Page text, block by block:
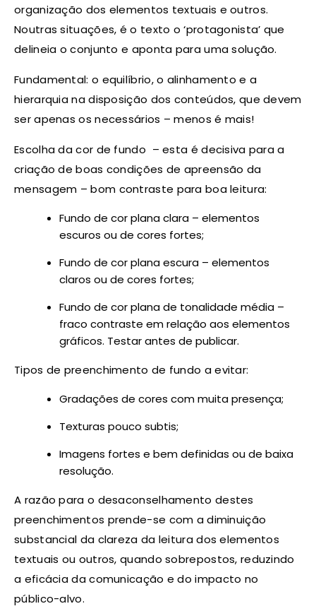
organização dos elementos textuais e outros.
Noutras situações, é o texto o ‘protagonista’ que
delineia o conjunto e aponta para uma solução.
Fundamental: o equilíbrio, o alinhamento e a
hierarquia na disposição dos conteúdos, que devem
ser apenas os necessários – menos é mais!
Escolha da cor de fundo – esta é decisiva para a
criação de boas condições de apreensão da
mensagem – bom contraste para boa leitura:
Fundo de cor plana clara – elementos
escuros ou de cores fortes;
Fundo de cor plana escura – elementos
claros ou de cores fortes;
Fundo de cor plana de tonalidade média –
fraco contraste em relação aos elementos
gráficos. Testar antes de publicar.
Tipos de preenchimento de fundo a evitar:
Gradações de cores com muita presença;
Texturas pouco subtis;
Imagens fortes e bem definidas ou de baixa
resolução.
A razão para o desaconselhamento destes
preenchimentos prende-se com a diminuição
substancial da clareza da leitura dos elementos
textuais ou outros, quando sobrepostos, reduzindo
a eficácia da comunicação e do impacto no
público-alvo.